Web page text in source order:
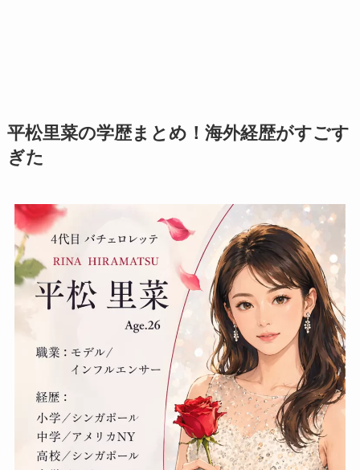
平松里菜の学歴まとめ！海外経歴がすごす
ぎた